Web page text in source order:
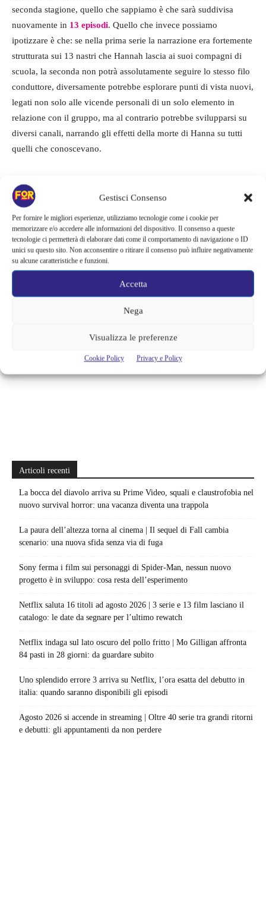
Gestisci Consenso
Per fornire le migliori esperienze, utilizziamo tecnologie come i cookie per
memorizzare e/o accedere alle informazioni del dispositivo. Il consenso a queste
tecnologie ci permetterà di elaborare dati come il comportamento di navigazione o ID
unici su questo sito. Non acconsentire o ritirare il consenso può influire negativamente
su alcune caratteristiche e funzioni.
Accetta
Nega
Visualizza le preferenze
Cookie Policy Privacy e Policy
seconda stagione, quello che sappiamo è che sarà suddivisa
nuovamente in 13 episodi. Quello che invece possiamo
ipotizzare è che: se nella prima serie la narrazione era fortemente
strutturata sui 13 nastri che Hannah lascia ai suoi compagni di
scuola, la seconda non potrà assolutamente seguire lo stesso filo
conduttore, diversamente potrebbe esplorare punti di vista nuovi,
legati non solo alle vicende personali di un solo elemento in
relazione con il gruppo, ma al contrario potrebbe svilupparsi su
diversi canali, narrando gli effetti della morte di Hanna su tutti
quelli che conoscevano.
di adattare il romanzo alla tv ed è già stato il produttore esecutivo
della prima stagione.
TAGS Netflix novità seconda stagione serie tv
telefilm
tredici
Articoli recenti
La bocca del diavolo arriva su Prime Video, squali e claustrofobia nel
nuovo survival horror: una vacanza diventa una trappola
La paura dell’altezza torna al cinema | Il sequel di Fall cambia
scenario: una nuova sfida senza via di fuga
Sony ferma i film sui personaggi di Spider-Man, nessun nuovo
progetto è in sviluppo: cosa resta dell’esperimento
Netflix saluta 16 titoli ad agosto 2026 | 3 serie e 13 film lasciano il
catalogo: le date da segnare per l’ultimo rewatch
Netflix indaga sul lato oscuro del pollo fritto | Mo Gilligan affronta
84 pasti in 28 giorni: da guardare subito
Uno splendido errore 3 arriva su Netflix, l’ora esatta del debutto in
italia: quando saranno disponibili gli episodi
Agosto 2026 si accende in streaming | Oltre 40 serie tra grandi ritorni
e debutti: gli appuntamenti da non perdere